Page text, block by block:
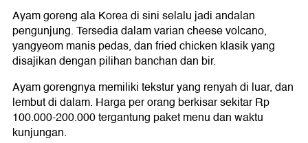
Ayam goreng ala Korea di sini selalu jadi andalan
pengunjung. Tersedia dalam varian cheese volcano,
yangyeom manis pedas, dan fried chicken klasik yang
disajikan dengan pilihan banchan dan bir.
Ayam gorengnya memiliki tekstur yang renyah di luar, dan
lembut di dalam. Harga per orang berkisar sekitar Rp
100.000-200.000 tergantung paket menu dan waktu
kunjungan.